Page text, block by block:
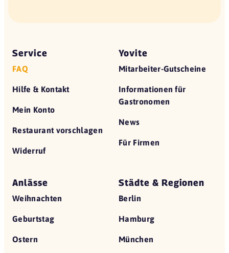
Service
FAQ
Hilfe & Kontakt
Mein Konto
Restaurant vorschlagen
Widerruf
Yovite
Mitarbeiter-Gutscheine
Informationen für
Gastronomen
News
Für Firmen
Anlässe
Weihnachten
Geburtstag
Ostern
Städte & Regionen
Berlin
Hamburg
München